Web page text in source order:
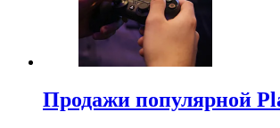
Продажи популярной